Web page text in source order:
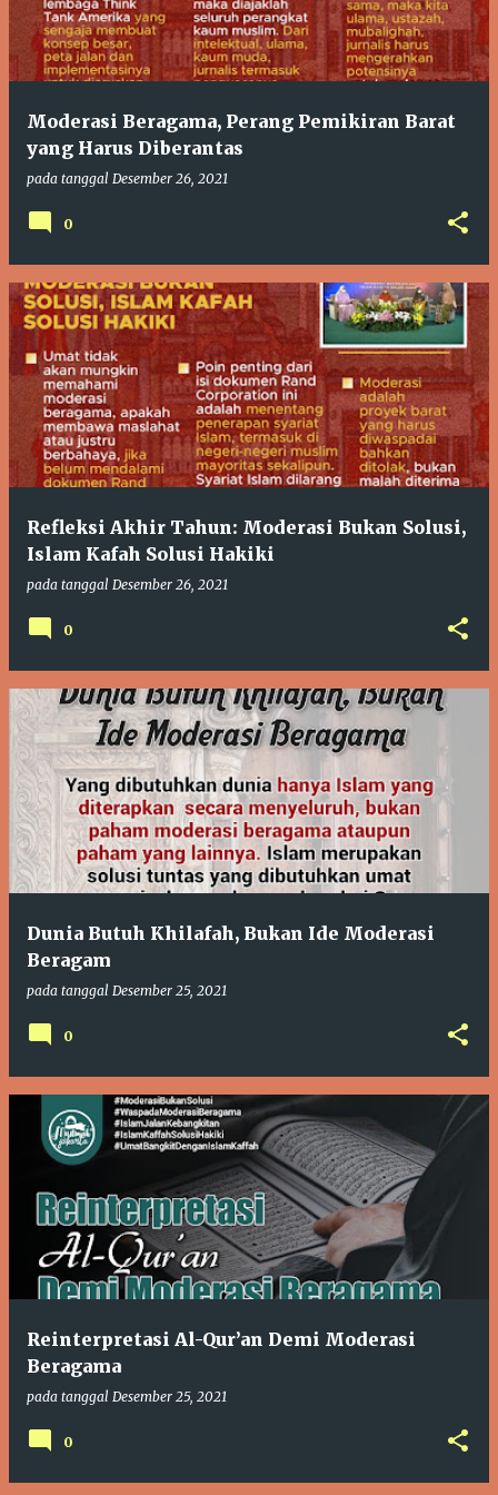
n
Moderasi Beragama, Perang Pemikiran Barat
yang Harus Diberantas
pada tanggal Desember 26, 2021
0
Refleksi Akhir Tahun: Moderasi Bukan Solusi,
Islam Kafah Solusi Hakiki
pada tanggal Desember 26, 2021
0
Dunia Butuh Khilafah, Bukan Ide Moderasi
Beragam
pada tanggal Desember 25, 2021
0
Reinterpretasi Al-Qur’an Demi Moderasi
Beragama
pada tanggal Desember 25, 2021
0